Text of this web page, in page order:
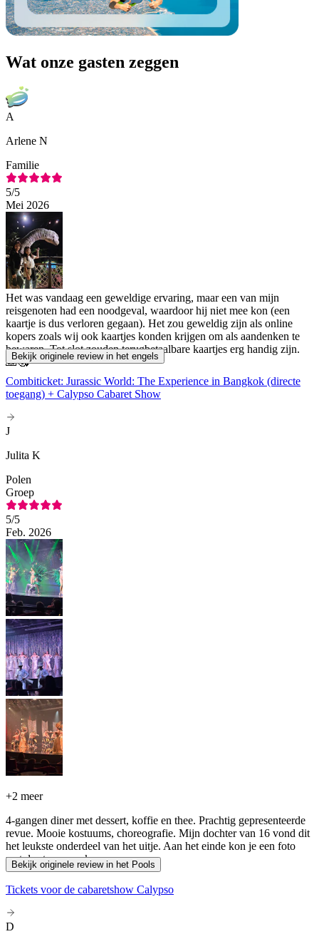
Wat onze gasten zeggen
A
Arlene N
Familie
5/5
Mei 2026
Het was vandaag een geweldige ervaring, maar een van mijn
reisgenoten had een noodgeval, waardoor hij niet mee kon (een
kaartje is dus verloren gegaan). Het zou geweldig zijn als online
kopers zoals wij ook kaartjes konden krijgen om als aandenken te
bewaren. Tot slot zouden terugbetaalbare kaartjes erg handig zijn.
🙏🥰
Bekijk originele review in het engels
Combiticket: Jurassic World: The Experience in Bangkok (directe
toegang) + Calypso Cabaret Show
J
Julita K
Polen
Groep
5/5
Feb. 2026
+2 meer
4-gangen diner met dessert, koffie en thee. Prachtig gepresenteerde
revue. Mooie kostuums, choreografie. Mijn dochter van 16 vond dit
het leukste onderdeel van het uitje. Aan het einde kon je een foto
met de sterren maken.
Bekijk originele review in het Pools
Tickets voor de cabaretshow Calypso
D